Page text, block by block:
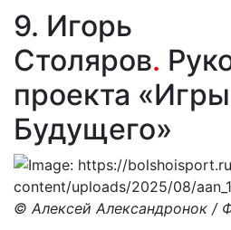
9. Игорь
Столяров.
проекта «Игры
Будущего»
© Алексей Александронок /